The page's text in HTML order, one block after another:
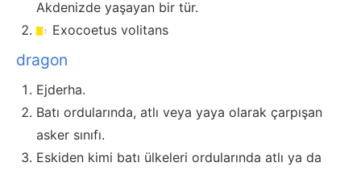
Akdenizde yaşayan bir tür.
Exocoetus volitans
dragon
Ejderha.
Batı ordularında, atlı veya yaya olarak çarpışan
asker sınıfı.
Eskiden kimi batı ülkeleri ordularında atlı ya da